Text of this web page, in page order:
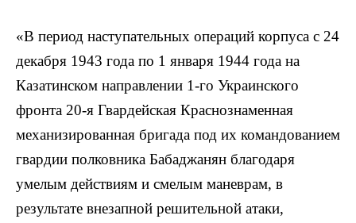
«В период наступательных операций корпуса с 24
декабря 1943 года по 1 января 1944 года на
Казатинском направлении 1-го Украинского
фронта 20-я Гвардейская Краснознаменная
механизированная бригада под их командованием
гвардии полковника Бабаджанян благодаря
умелым действиям и смелым маневрам, в
результате внезапной решительной атаки,